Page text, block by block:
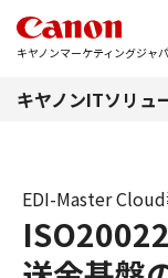
キヤノンマーケティングジャ
キヤノンITソリュ
EDI-Master